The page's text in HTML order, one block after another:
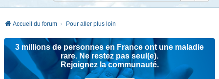
Accueil du forum Pour aller plus loin
3 millions de personnes en France ont une maladie
rare. Ne restez pas seul(e).
Rejoignez la communauté.